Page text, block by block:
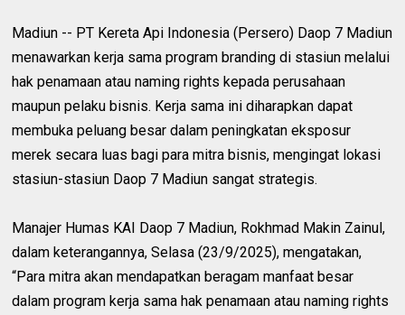
Madiun -- PT Kereta Api Indonesia (Persero) Daop 7 Madiun
menawarkan kerja sama program branding di stasiun melalui
hak penamaan atau naming rights kepada perusahaan
maupun pelaku bisnis. Kerja sama ini diharapkan dapat
membuka peluang besar dalam peningkatan eksposur
merek secara luas bagi para mitra bisnis, mengingat lokasi
stasiun-stasiun Daop 7 Madiun sangat strategis.
Manajer Humas KAI Daop 7 Madiun, Rokhmad Makin Zainul,
dalam keterangannya, Selasa (23/9/2025), mengatakan,
“Para mitra akan mendapatkan beragam manfaat besar
dalam program kerja sama hak penamaan atau naming rights